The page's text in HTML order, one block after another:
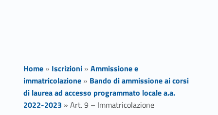
Home» Iscrizioni» Ammissione e
immatricolazione» Bando di ammissione ai corsi
di laurea ad accesso programmato locale a.a.
2022-2023 » Art. 9 – Immatricolazione